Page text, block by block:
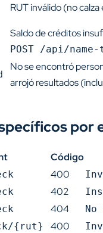
RUT inválido (no
Saldo de créditos
POST /api/
No se encontró
arrojó resultados
por
Código
400
402
404
{rut}
400